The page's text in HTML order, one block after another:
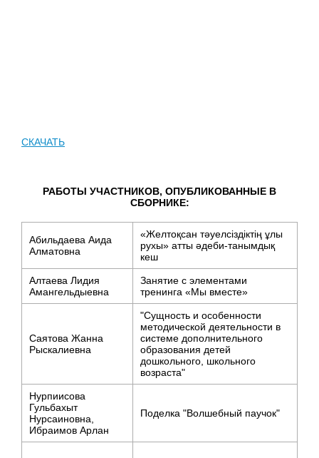
СКАЧАТЬ
РАБОТЫ УЧАСТНИКОВ, ОПУБЛИКОВАННЫЕ В
СБОРНИКЕ:
Абильдаева Аида
Алматовна
«Желтоқсан тәуелсіздіктің ұлы
рухы» атты әдеби-танымдық
кеш
Алтаева Лидия
Амангельдыевна
Занятие с элементами
тренинга «Мы вместе»
Саятова Жанна
Рыскалиевна
"Сущность и особенности
методической деятельности в
системе дополнительного
образования детей
дошкольного, школьного
возраста"
Нурпиисова
Гульбахыт
Нурсаиновна,
Ибраимов Арлан
Поделка "Волшебный паучок"